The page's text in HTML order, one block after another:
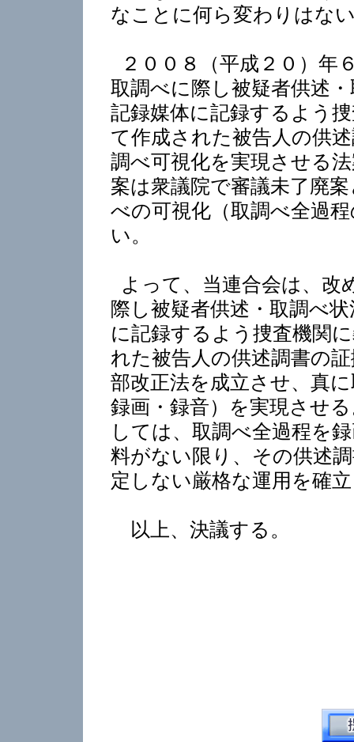
なことに何ら変わりはな
２００８（平成２０）年
取調べに際し被疑者供述
記録媒体に記録するよう
て作成された被告人の供
調べ可視化を実現させる
案は衆議院で審議未了廃
べの可視化（取調べ全過
い。
よって、当連合会は、改
際し被疑者供述・取調べ
に記録するよう捜査機関
れた被告人の供述調書の
部改正法を成立させ、真
録画・録音）を実現させ
しては、取調べ全過程を
料がない限り、その供述
定しない厳格な運用を確
以上、決議する。